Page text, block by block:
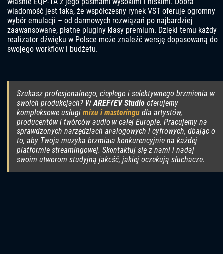
właśnie EQP-1A z jego pasmami wysokimi i niskimi. Dobra
wiadomość jest taka, że współczesny rynek VST oferuje ogromny
wybór emulacji – od darmowych rozwiązań po najbardziej
zaawansowane, płatne pluginy klasy premium. Dzięki temu każdy
realizator dźwięku w Polsce może znaleźć wersję dopasowaną do
swojego workflow i budżetu.
Szukasz profesjonalnego, ciepłego i selektywnego brzmienia w
swoich produkcjach? WAREFYEV Studio oferujemy
kompleksowe usługi mixu i masteringu dla artystów,
producentów i twórców audio w całej Europie. Pracujemy na
sprawdzonych narzędziach analogowych i cyfrowych, dbając o
to, aby Twoja muzyka brzmiała konkurencyjnie na każdej
platformie streamingowej. Skontaktuj się z nami i nadaj
swoim utworom studyjną jakość, jakiej oczekują słuchacze.